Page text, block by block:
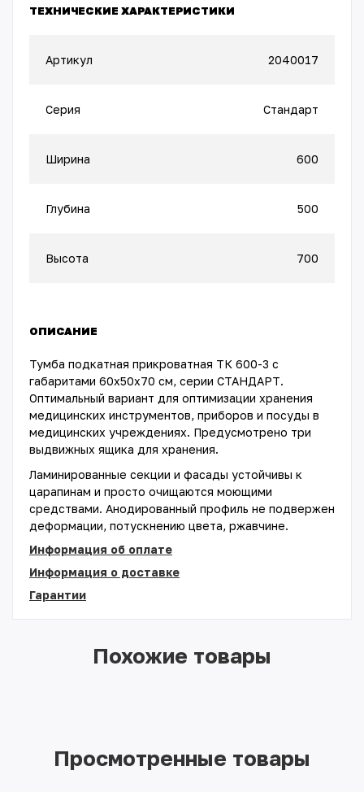
ТЕХНИЧЕСКИЕ ХАРАКТЕРИСТИКИ
Артикул 2040017
Серия Стандарт
Ширина 600
Глубина 500
Высота 700
ОПИСАНИЕ
Тумба подкатная прикроватная ТК 600-3 с
габаритами 60х50х70 см, серии СТАНДАРТ.
Оптимальный вариант для оптимизации хранения
медицинских инструментов, приборов и посуды в
медицинских учреждениях. Предусмотрено три
выдвижных ящика для хранения.
Ламинированные секции и фасады устойчивы к
царапинам и просто очищаются моющими
средствами. Анодированный профиль не подвержен
деформации, потускнению цвета, ржавчине.
Информация об оплате
Информация о доставке
Гарантии
Похожие товары
Просмотренные товары